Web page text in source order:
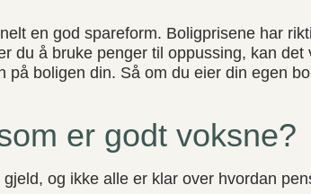
en god spareform. Boligprisene har
du å bruke penger til oppussing, kan
på boligen din. Så om du eier din egen
er godt voksne?
og ikke alle er klar over hvordan